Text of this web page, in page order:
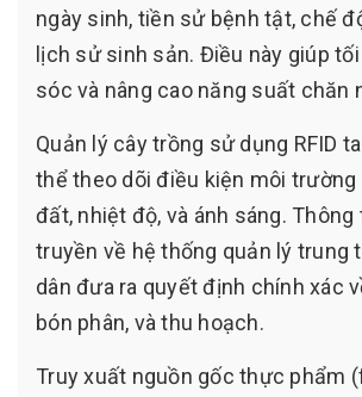
ngày sinh, tiền sử bệnh tật, chế
lịch sử sinh sản. Điều này giúp
sóc và nâng cao năng suất chăn
Quản lý cây trồng sử dụng RFID
thể theo dõi điều kiện môi trường
đất, nhiệt độ, và ánh sáng.
truyền về hệ thống quản lý trung
dân đưa ra quyết định chính xác
bón phân, và thu hoạch.
Truy xuất nguồn gốc thực phẩm